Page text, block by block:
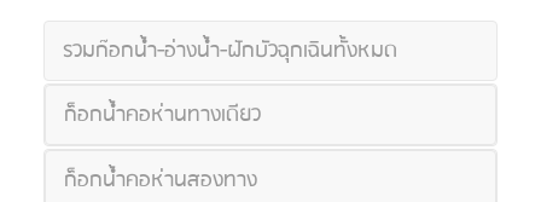
รวมก๊อกน้ำ-อ่างน้ำ-ฝักบัวฉุกเฉินทั้งหมด
ก็อกน้ำคอห่านทางเดียว
ก็อกน้ำคอห่านสองทาง